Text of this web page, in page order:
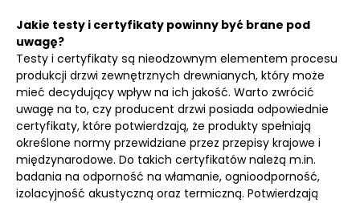
Jakie testy i certyfikaty powinny być brane pod
uwagę?
Testy i certyfikaty są nieodzownym elementem procesu
produkcji drzwi zewnętrznych drewnianych, który może
mieć decydujący wpływ na ich jakość. Warto zwrócić
uwagę na to, czy producent drzwi posiada odpowiednie
certyfikaty, które potwierdzają, że produkty spełniają
określone normy przewidziane przez przepisy krajowe i
międzynarodowe. Do takich certyfikatów należą m.in.
badania na odporność na włamanie, ognioodporność,
izolacyjność akustyczną oraz termiczną. Potwierdzają